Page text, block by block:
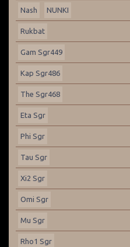
Nash NUNKI
Rukbat
Gam Sgr449
Kap Sgr486
The Sgr468
Eta Sgr
Phi Sgr
Tau Sgr
Xi2 Sgr
Omi Sgr
Mu Sgr
Rho1 Sgr